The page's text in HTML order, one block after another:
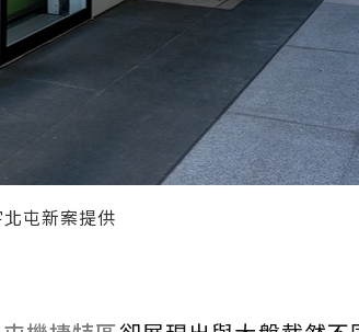
屯新案提供